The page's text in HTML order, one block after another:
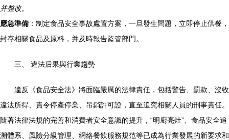
并整改。
應急準備 ：制定食品安全事故處置方案，一旦發生問題，立即停止供餐，
封存相關食品及原料，并及時報告監管部門。
三、 違法后果與行業趨勢
違反《食品安全法》將面臨嚴厲的法律責任，包括警告、罰款、沒收
違法所得、責令停產停業、吊銷許可證，直至追究相關人員的刑事責任。
隨著法律法規的完善和消費者安全意識的提升，“明廚亮灶”、食品安全追
溯體系、風險分級管理、網絡餐飲服務規范等已成為行業發展的新要求和